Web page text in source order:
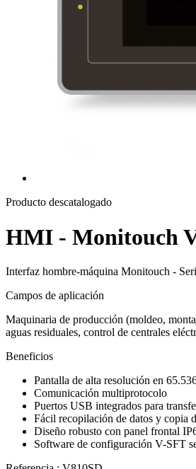
Producto descatalogado
HMI - Monitouch
Interfaz hombre-máquina Monitouch -
Campos de aplicación
Maquinaria de producción (moldeo,
aguas residuales, control de centrales
Beneficios
Pantalla de alta resolución en
Comunicación multiprotocolo
Puertos USB integrados para
Fácil recopilación de datos y copia
Diseño robusto con panel frontal
Software de configuración V-SFT